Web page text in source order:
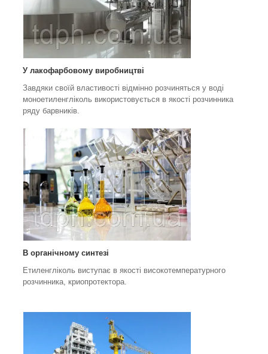
У лакофарбовому виробництві
Завдяки своїй властивості відмінно розчиняться у воді
моноетиленгліколь використовується в якості розчинника
ряду барвників.
В органічному синтезі
Етиленгліколь виступає в якості високотемпературного
розчинника, криопротектора.